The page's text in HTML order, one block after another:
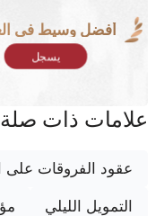
أفضل وسيط في
يسجل
علامات ذات صلة
عقود الفروقات على
التمويل الليلي